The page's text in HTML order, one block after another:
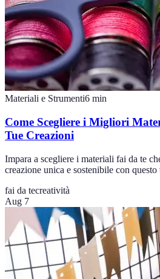
Materiali e Strumenti6 min
Come Scegliere i Migliori
Tue Creazioni
Impara a scegliere i materiali fai da te
creazione unica e sostenibile con
fai da tecreatività
Aug 7